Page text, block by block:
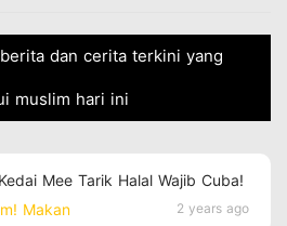
dan cerita terkini yang
muslim hari ini
Makan 2 years ago
Mee Tarik Halal Wajib Cuba!